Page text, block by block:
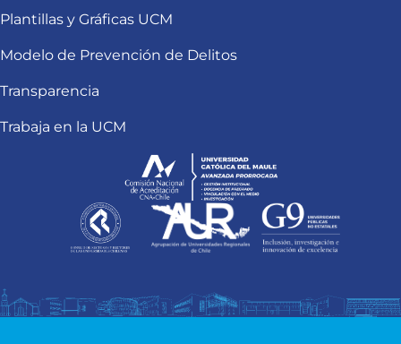
Plantillas y Gráficas UCM
Modelo de Prevención de Delitos
Transparencia
Trabaja en la UCM